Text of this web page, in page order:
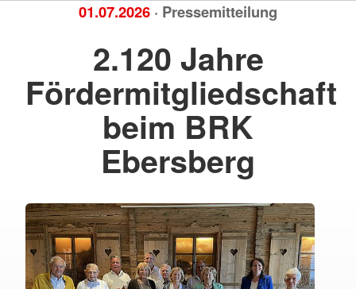
01.07.2026 · Pressemitteilung
2.120 Jahre
Fördermitgliedschaft
beim BRK
Ebersberg